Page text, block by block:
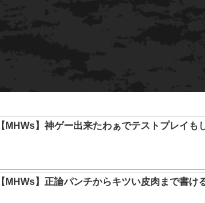
【MHWs】神ゲー出来たわぁでテストプレイも
【MHWs】正論パンチからキツい皮肉まで書け